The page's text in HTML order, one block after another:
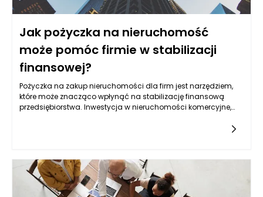
Jak pożyczka na nieruchomość
może pomóc firmie w stabilizacji
finansowej?
Pożyczka na zakup nieruchomości dla firm jest narzędziem,
które może znacząco wpłynąć na stabilizację finansową
przedsiębiorstwa. Inwestycja w nieruchomości komercyjne,
zapewnia firmie nie tylko fizyczną przestrzeń do prowadzenia
konieczność wynajmu, co może prowadzić do znaczących
oszczędności w dłuższym okresie. Mniej wydatków stałych
oznacza większą elastyczność w zarządzaniu budżetem, a to
przekłada się na lepszą sytuację finansową firmy.